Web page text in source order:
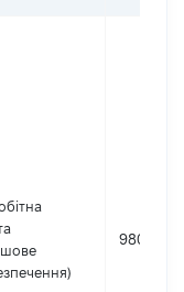
98000